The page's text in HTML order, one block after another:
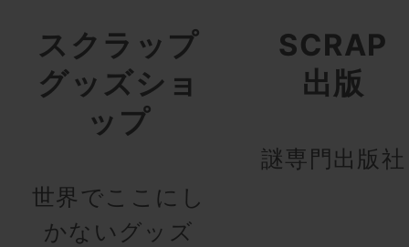
スクラップ
グッズショ
ップ
世界でここにし
かないグッズ
SCRAP
出版
謎専門出版社